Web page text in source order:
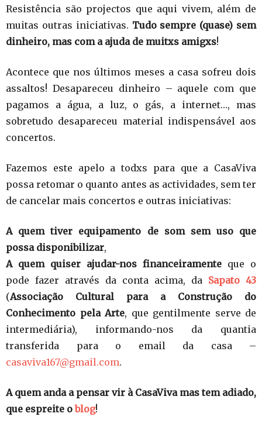
Resistência são projectos que aqui vivem, além de
muitas outras iniciativas. Tudo sempre (quase) sem
dinheiro, mas com a ajuda de muitxs amigxs!
Acontece que nos últimos meses a casa sofreu dois
assaltos! Desapareceu dinheiro – aquele com que
pagamos a água, a luz, o gás, a internet…, mas
sobretudo desapareceu material indispensável aos
concertos.
Fazemos este apelo a todxs para que a CasaViva
possa retomar o quanto antes as actividades, sem ter
de cancelar mais concertos e outras iniciativas:
A quem tiver equipamento de som sem uso que
possa disponibilizar,
A quem quiser ajudar-nos financeiramente que o
pode fazer através da conta acima, da Sapato 43
(Associação Cultural para a Construção do
Conhecimento pela Arte, que gentilmente serve de
intermediária), informando-nos da quantia
transferida para o email da casa –
casaviva167@gmail.com.
A quem anda a pensar vir à CasaViva mas tem adiado,
que espreite oblog!